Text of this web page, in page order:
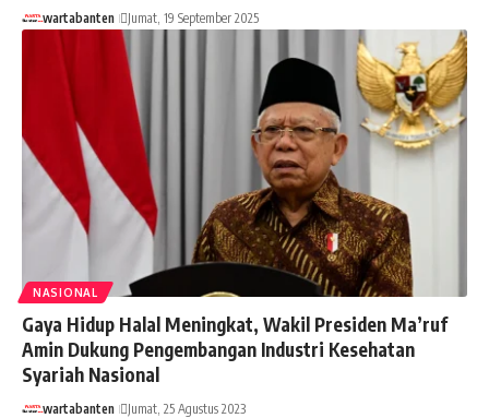
wartabanten Jumat, 19 September 2025
NASIONAL
Gaya Hidup Halal Meningkat, Wakil Presiden Ma’ruf
Amin Dukung Pengembangan Industri Kesehatan
Syariah Nasional
wartabanten Jumat, 25 Agustus 2023